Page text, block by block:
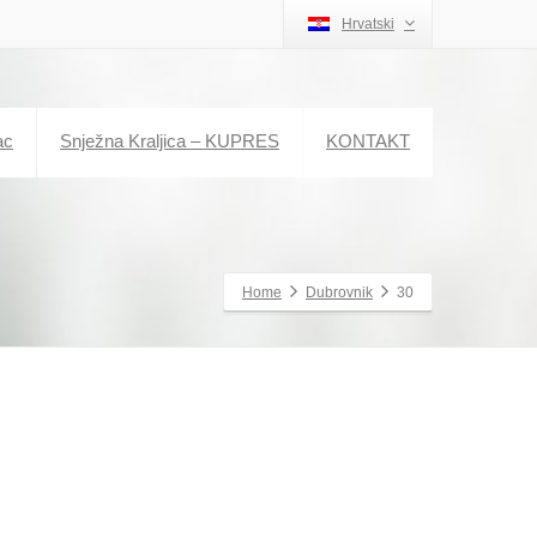
Hrvatski
Snježna Kraljica – KUPRES KONTAKT
Home Dubrovnik 30